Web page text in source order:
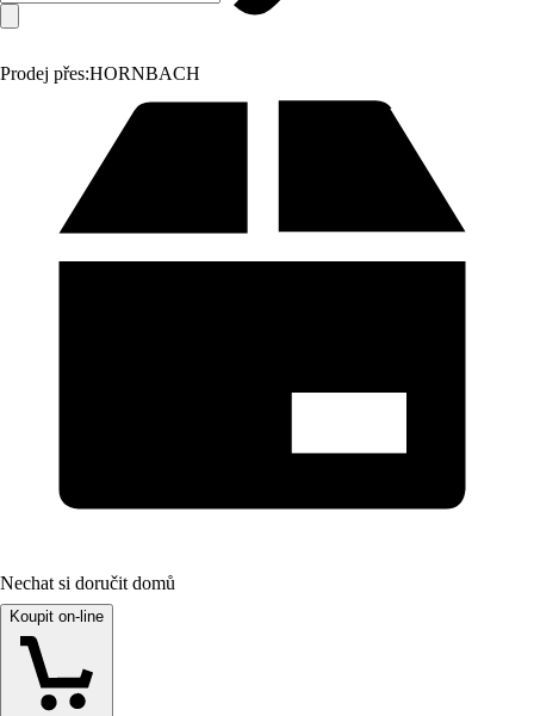
Prodej přes:HORNBACH
Nechat si doručit domů
Koupit on-line